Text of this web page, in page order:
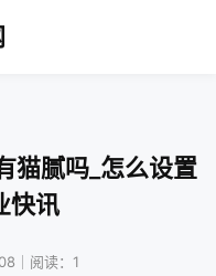
猫腻吗_怎么设置
快讯
｜阅读：1